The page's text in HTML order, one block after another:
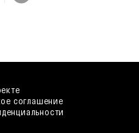
соглашение